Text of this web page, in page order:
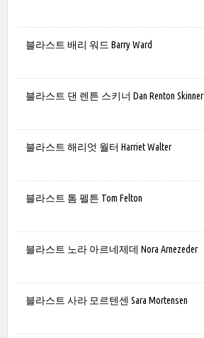
블라스트 배리 워드 Barry Ward
블라스트 댄 렌튼 스키너 Dan Renton Skinner
블라스트 해리엇 월터 Harriet Walter
블라스트 톰 펠튼 Tom Felton
블라스트 노라 아르네제데 Nora Arnezeder
블라스트 사라 모르텐센 Sara Mortensen